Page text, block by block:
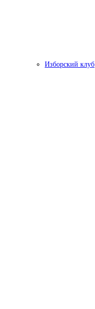
Изборский клуб